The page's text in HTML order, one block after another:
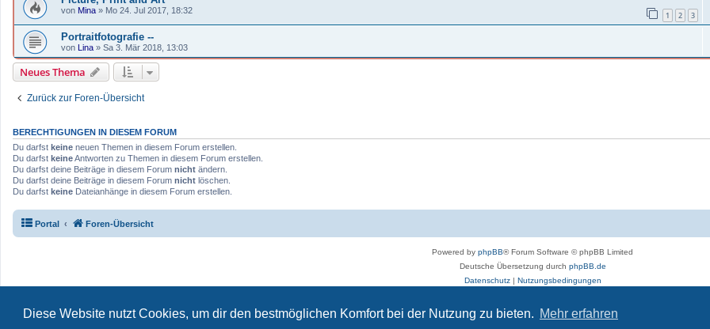
Diese Website nutzt Cookies, um dir den bestmöglichen Komfort bei der Nutzung zu bieten. Mehr erfahren
von Mina » Mo 24. Jul 2017, 18:32 1 2 3
Portraitfotografie --
von Lina » Sa 3. Mär 2018, 13:03
Neues Thema
Zurück zur Foren-Übersicht
BERECHTIGUNGEN IN DIESEM FORUM
Du darfst keine neuen Themen in diesem Forum erstellen.
Du darfst keineAntworten zu Themen in diesem Forum erstellen.
Du darfst deine Beiträge in diesem Forum nicht ändern.
Du darfst deine Beiträge in diesem Forum nicht löschen.
Du darfst keine Dateianhänge in diesem Forum erstellen.
Portal Foren-Übersicht
Powered by phpBB® Forum Software © phpBB Limited
Deutsche Übersetzung durch phpBB.de
Datenschutz| Nutzungsbedingungen